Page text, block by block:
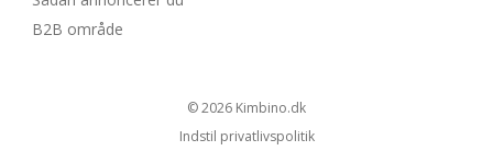
B2B område
© 2026
kimbino.dk
Indstil privatlivspolitik